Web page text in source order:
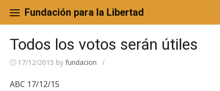
content
Fundación para la Libertad
Todos los votos serán útiles
17/12/2015 by fundacion /
ABC 17/12/15